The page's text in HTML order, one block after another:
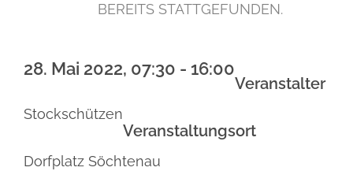
UNSER ORTBEREITS STATTGEFUNDEN.
28. Mai 2022, 07:30 - 16:00
Veranstalter
Stockschützen
Veranstaltungsort
Dorfplatz Söchtenau